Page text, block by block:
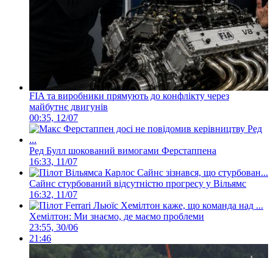
FIA та виробники прямують до конфлікту через
майбутнє двигунів
00:35, 12/07
Ред Булл шокований вимогами Ферстаппена
16:33, 11/07
Сайнс стурбований відсутністю прогресу у Вільямс
16:32, 11/07
Хемілтон: Ми знаємо, де маємо проблеми
23:55, 30/06
21:46